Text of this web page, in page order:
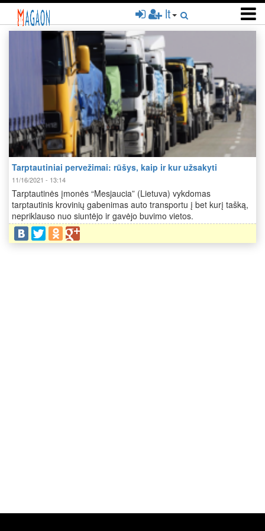
Pereiti
pagrindinį
lt
Tarptautiniai pervežimai: rūšys, kaip ir kur užsakyti
11/16/2021 - 13:14
Tarptautinės įmonės “Mesjaucia” (Lietuva) vykdomas
tarptautinis krovinių gabenimas auto transportu į bet kurį tašką,
nepriklauso nuo siuntėjo ir gavėjo buvimo vietos.